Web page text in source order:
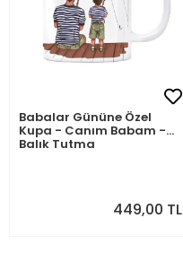
Babalar Gününe Özel
Kupa - Canım Babam -
Balık Tutma
449,00 TL